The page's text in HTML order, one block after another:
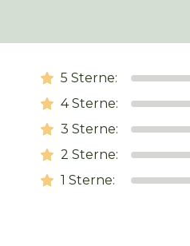
5 Sterne:
4Sterne:
3 Sterne:
2 Sterne:
1 Sterne: